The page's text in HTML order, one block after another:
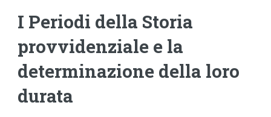
I Periodi della Storia
provvidenziale e la
determinazione della loro
durata